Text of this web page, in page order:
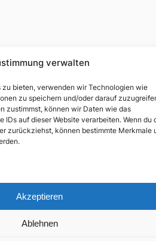
verwalten
zu bieten, verwenden wir Technologien wie
zu speichern und/oder darauf
zustimmst, können wir Daten wie das
IDs auf dieser Website verarbeiten. Wenn du
zurückziehst, können bestimmte Merkmale
Akzeptieren
Ablehnen